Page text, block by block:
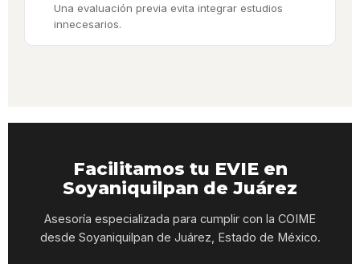
Una evaluación previa evita integrar estudios
innecesarios.
Facilitamos tu EVIE en
Soyaniquilpan de Juárez
Asesoría especializada para cumplir con la COIME
desde Soyaniquilpan de Juárez, Estado de México.